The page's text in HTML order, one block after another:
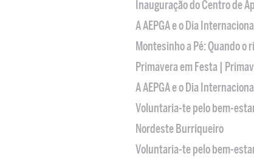
Inauguração do Centro de
A AEPGA e o Dia
Montesinho a Pé: Quando o
Primavera em Festa |
A AEPGA e o Dia
Voluntaria-te pelo bem-
Nordeste Burriqueiro
Voluntaria-te pelo bem-